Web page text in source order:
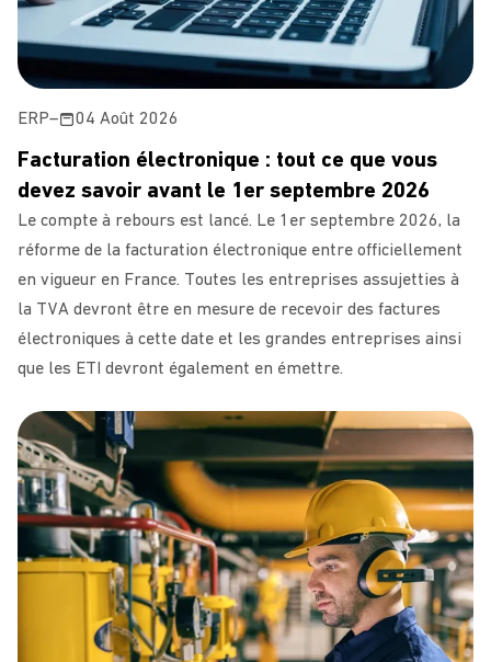
ERP– 04 Août 2026
Facturation électronique : tout ce que vous
devez savoir avant le 1er septembre 2026
Le compte à rebours est lancé. Le 1er septembre 2026, la
réforme de la facturation électronique entre officiellement
en vigueur en France. Toutes les entreprises assujetties à
la TVA devront être en mesure de recevoir des factures
électroniques à cette date et les grandes entreprises ainsi
que les ETI devront également en émettre.